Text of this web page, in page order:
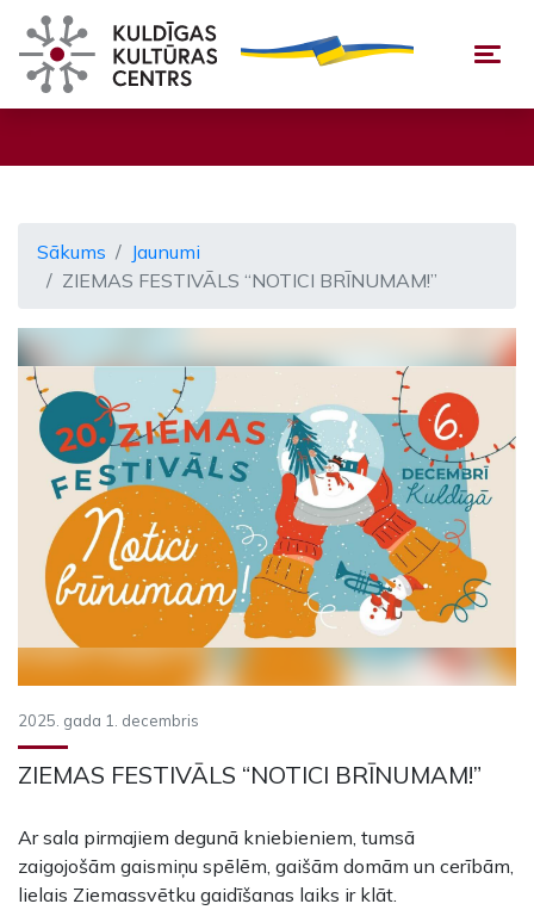
Sākums
Jaunumi
ZIEMAS FESTIVĀLS “NOTICI BRĪNUMAM!”
2025. gada 1. decembris
ZIEMAS FESTIVĀLS “NOTICI BRĪNUMAM!”
Ar sala pirmajiem degunā kniebieniem, tumsā
zaigojošām gaismiņu spēlēm, gaišām domām un cerībām,
lielais Ziemassvētku gaidīšanas laiks ir klāt.